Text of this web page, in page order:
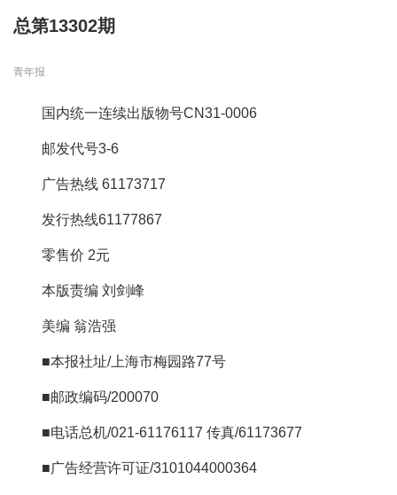
总第13302期
青年报
国内统一连续出版物号CN31-0006
邮发代号3-6
广告热线 61173717
发行热线61177867
零售价 2元
本版责编 刘剑峰
美编 翁浩强
■本报社址/上海市梅园路77号
■邮政编码/200070
■电话总机/021-61176117 传真/61173677
■广告经营许可证/3101044000364